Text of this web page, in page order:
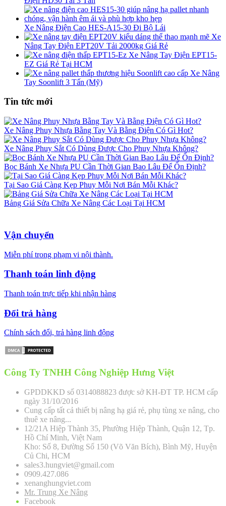
Xe Nâng Điện Cao HES-A15-30 Đi Bộ Lái
Xe
Nâng Tay Điện EPT20V Tải 2000kg Giá Rẻ
Xe Nâng Tay Điện EPT15-
EZ Giá Rẻ Tại HCM
Xe Nâng
Tay Soonlift 3 Tấn (Mỹ)
Tin tức mới
Xe Nâng Phuy Nhựa Bằng Tay Và Bằng Điện Có Gì Hot?
Xe Nâng Phuy Sắt Có Dùng Được Cho Phuy Nhựa Không?
Bọc Bánh Xe Nhựa PU Cần Thời Gian Bao Lâu Để Ổn Định?
Tại Sao Giá Càng Kẹp Phuy Mỗi Nơi Bán Mỗi Khác?
Bảng Giá Sửa Chữa Xe Nâng Các Loại Tại HCM
Vận chuyển
Miễn phí trong phạm vi nội thành.
Thanh toán linh động
Thanh toán trực tiếp khi nhận hàng
Đổi trả hàng
Chính sách đổi, trả hàng linh động
Công Ty TNHH Công Nghiệp Hưng Việt
GPDDKKD số 0314088823 được sở KH-ĐT TP. HCM cấp
ngày 31/10/2016
Cung cấp tất cả thiết bị nâng hạ giá rẻ, phụ tùng xe nâng, cho
thuê xe nâng...
12/21A Hiệp Thành 35, Phường Hiệp Thành, Quận 12, Tp.
Hồ Chí Minh, Việt Nam
Kho: Số 8, Đường Số 150 (Võ Văn Bích), Bình Mỹ, Huyện
Củ Chi, HCM
sales3.hungviet@gmail.com
0909.427.086
xenanghungviet.com
Mr. Trung Xe Nâng
Facebook